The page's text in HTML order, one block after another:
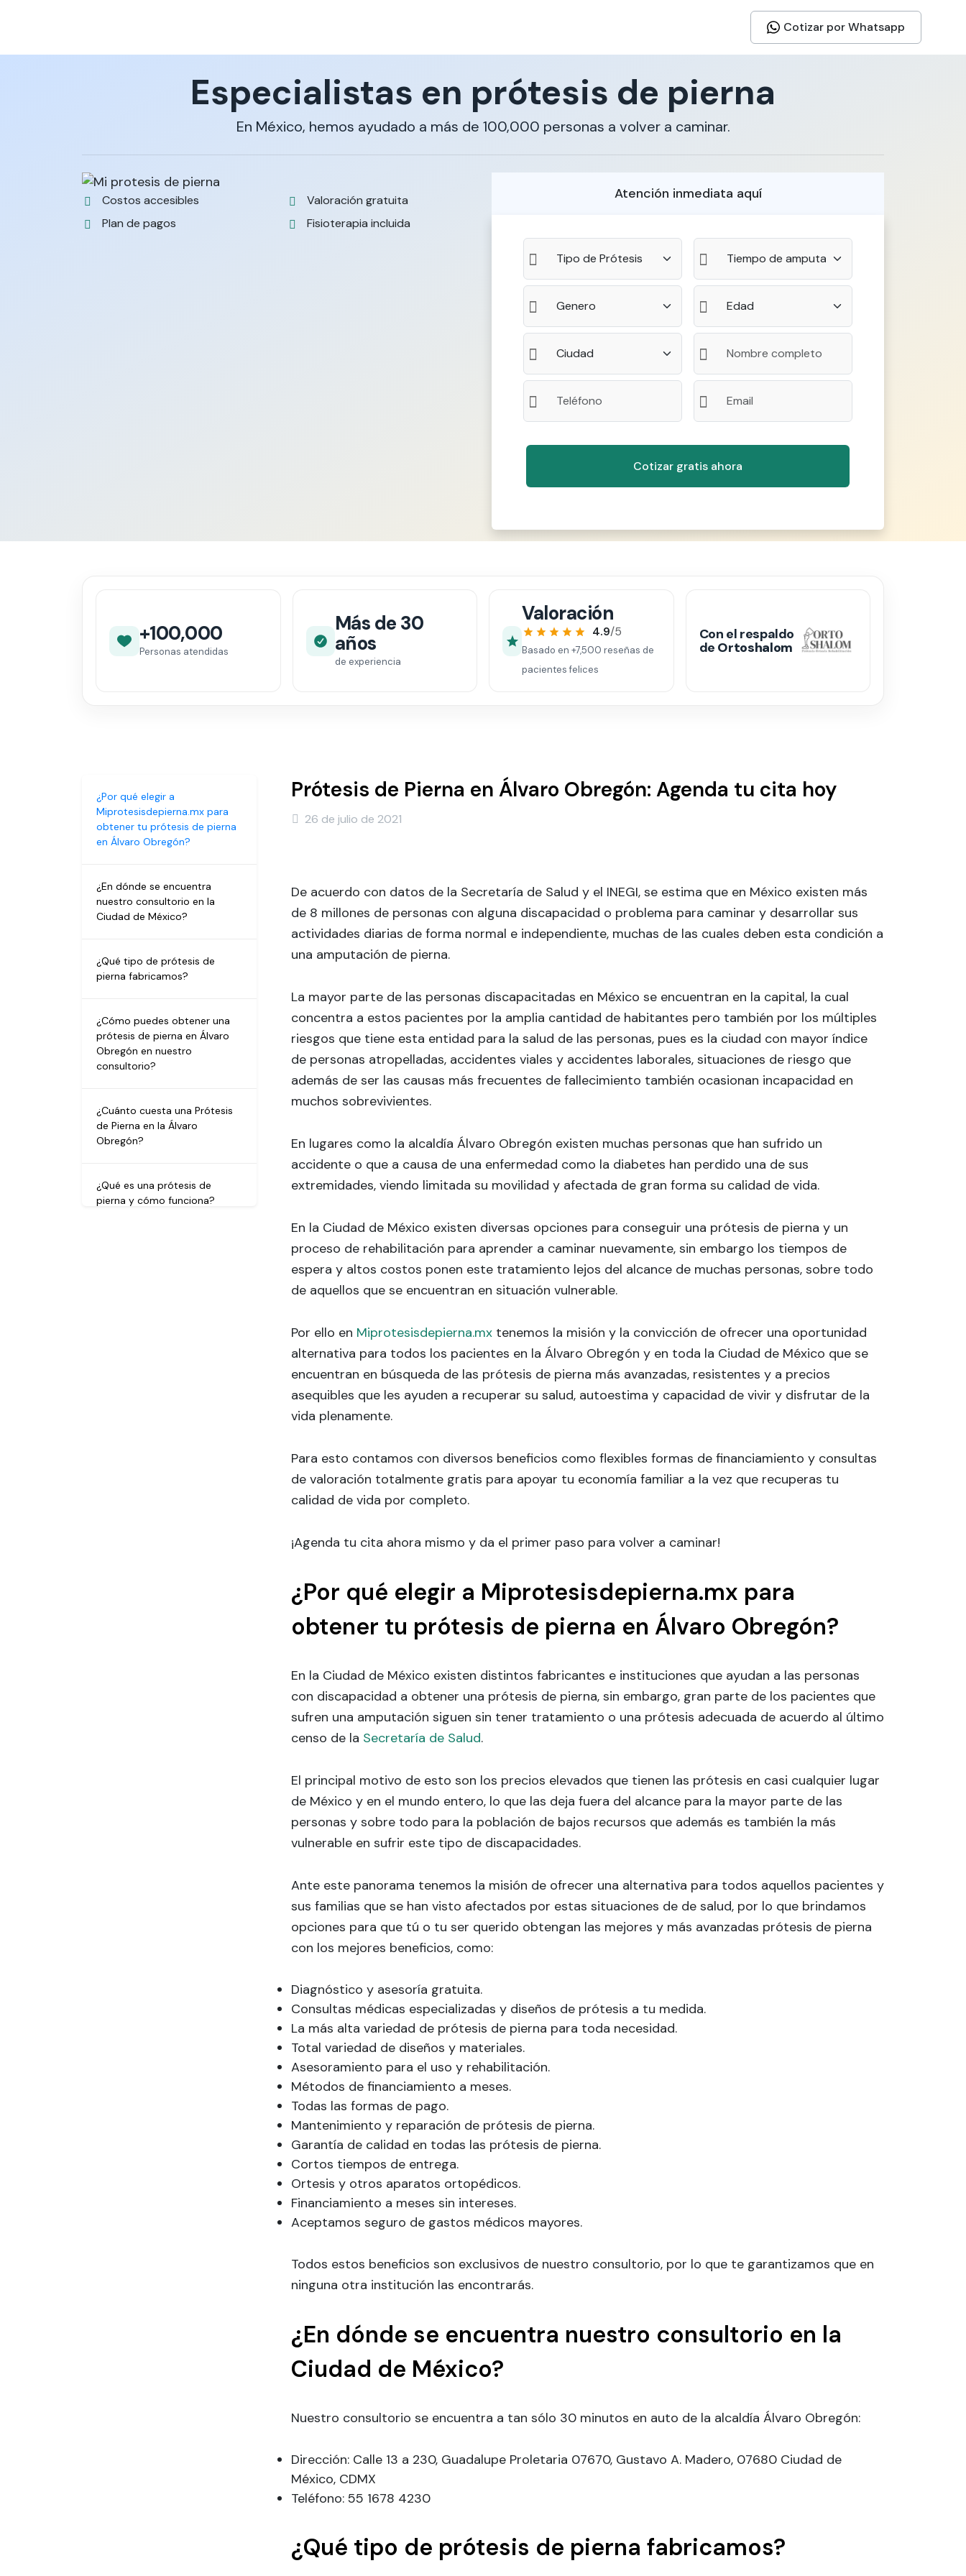
Cotizar por Whatsapp
Especialistas en prótesis de pierna
En México, hemos ayudado a más de 100,000 personas a volver a caminar.
Costos accesibles
Plan de pagos
Valoración gratuita
Fisioterapia incluida
Atención inmediata aquí
+100,000
Personas atendidas
Más de 30
años
de experiencia
Valoración
4.9/5
Basado en+7,500 reseñas de
pacientes felices
Con el respaldo
de Ortoshalom
Prótesis de Pierna en Álvaro Obregón: Agenda tu cita hoy
26 de julio de 2021
De acuerdo con datos de la Secretaría de Salud y el INEGI, se estima que en México existen más
de 8 millones de personas con alguna discapacidad o problema para caminar y desarrollar sus
actividades diarias de forma normal e independiente, muchas de las cuales deben esta condición a
una amputación de pierna.
La mayor parte de las personas discapacitadas en México se encuentran en la capital, la cual
concentra a estos pacientes por la amplia cantidad de habitantes pero también por los múltiples
riesgos que tiene esta entidad para la salud de las personas, pues es la ciudad con mayor índice
de personas atropelladas, accidentes viales y accidentes laborales, situaciones de riesgo que
además de ser las causas más frecuentes de fallecimiento también ocasionan incapacidad en
muchos sobrevivientes.
En lugares como la alcaldía Álvaro Obregón existen muchas personas que han sufrido un
accidente o que a causa de una enfermedad como la diabetes han perdido una de sus
extremidades, viendo limitada su movilidad y afectada de gran forma su calidad de vida.
En la Ciudad de México existen diversas opciones para conseguir una prótesis de pierna y un
proceso de rehabilitación para aprender a caminar nuevamente, sin embargo los tiempos de
espera y altos costos ponen este tratamiento lejos del alcance de muchas personas, sobre todo
de aquellos que se encuentran en situación vulnerable.
Por ello en Miprotesisdepierna.mx tenemos la misión y la convicción de ofrecer una oportunidad
alternativa para todos los pacientes en la Álvaro Obregón y en toda la Ciudad de México que se
encuentran en búsqueda de las prótesis de pierna más avanzadas, resistentes y a precios
asequibles que les ayuden a recuperar su salud, autoestima y capacidad de vivir y disfrutar de la
vida plenamente.
Para esto contamos con diversos beneficios como flexibles formas de financiamiento y consultas
de valoración totalmente gratis para apoyar tu economía familiar a la vez que recuperas tu
calidad de vida por completo.
¡Agenda tu cita ahora mismo y da el primer paso para volver a caminar!
¿Por qué elegir a Miprotesisdepierna.mx para
obtener tu prótesis de pierna en Álvaro Obregón?
En la Ciudad de México existen distintos fabricantes e instituciones que ayudan a las personas
con discapacidad a obtener una prótesis de pierna, sin embargo, gran parte de los pacientes que
sufren una amputación siguen sin tener tratamiento o una prótesis adecuada de acuerdo al último
censo de la Secretaría de Salud.
El principal motivo de esto son los precios elevados que tienen las prótesis en casi cualquier lugar
de México y en el mundo entero, lo que las deja fuera del alcance para la mayor parte de las
personas y sobre todo para la población de bajos recursos que además es también la más
vulnerable en sufrir este tipo de discapacidades.
Ante este panorama tenemos la misión de ofrecer una alternativa para todos aquellos pacientes y
sus familias que se han visto afectados por estas situaciones de de salud, por lo que brindamos
opciones para que tú o tu ser querido obtengan las mejores y más avanzadas prótesis de pierna
con los mejores beneficios, como:
Diagnóstico y asesoría gratuita.
Consultas médicas especializadas y diseños de prótesis a tu medida.
La más alta variedad de prótesis de pierna para toda necesidad.
Total variedad de diseños y materiales.
Asesoramiento para el uso y rehabilitación.
Métodos de financiamiento a meses.
Todas las formas de pago.
Mantenimiento y reparación de prótesis de pierna.
Garantía de calidad en todas las prótesis de pierna.
Cortos tiempos de entrega.
Ortesis y otros aparatos ortopédicos.
Financiamiento a meses sin intereses.
Aceptamos seguro de gastos médicos mayores.
Todos estos beneficios son exclusivos de nuestro consultorio, por lo que te garantizamos que en
ninguna otra institución las encontrarás.
¿En dónde se encuentra nuestro consultorio en la
Ciudad de México?
Nuestro consultorio se encuentra a tan sólo 30 minutos en auto de la alcaldía Álvaro Obregón:
Dirección: Calle 13 a 230, Guadalupe Proletaria 07670, Gustavo A. Madero, 07680 Ciudad de
México, CDMX
Teléfono: 55 1678 4230
¿Qué tipo de prótesis de pierna fabricamos?
¿Por qué elegir a
Miprotesisdepierna.mx para
obtener tu prótesis de pierna
en Álvaro Obregón?
¿En dónde se encuentra
nuestro consultorio en la
Ciudad de México?
¿Qué tipo de prótesis de
pierna fabricamos?
¿Cómo puedes obtener una
prótesis de pierna en Álvaro
Obregón en nuestro
consultorio?
¿Cuánto cuesta una Prótesis
de Pierna en la Álvaro
Obregón?
¿Qué es una prótesis de
pierna y cómo funciona?